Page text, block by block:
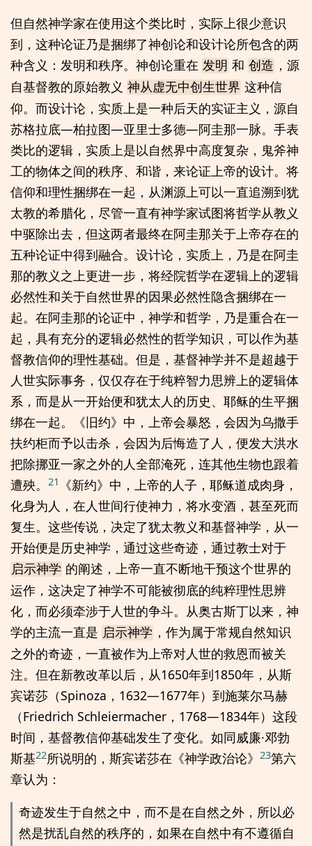
但自然神学家在使用这个类比时，实际上很少意识
到，这种论证乃是捆绑了神创论和设计论所包含的两
种含义：发明和秩序。神创论重在 发明 和 创造 ，源
自基督教的原始教义 神从虚无中创生世界 这种信
仰。而设计论，实质上是一种后天的实证主义，源自
苏格拉底—柏拉图—亚里士多德—阿圭那一脉。手表
类比的逻辑，实质上是以自然界中高度复杂，鬼斧神
工的物体之间的秩序、和谐，来论证上帝的设计。将
信仰和理性捆绑在一起，从渊源上可以一直追溯到犹
太教的希腊化，尽管一直有神学家试图将哲学从教义
中驱除出去，但这两者最终在阿圭那关于上帝存在的
五种论证中得到融合。设计论，实质上，乃是在阿圭
那的教义之上更进一步，将经院哲学在逻辑上的逻辑
必然性和关于自然世界的因果必然性隐含捆绑在一
起。在阿圭那的论证中，神学和哲学，乃是重合在一
起，具有充分的逻辑必然性的哲学知识，可以作为基
督教信仰的理性基础。但是，基督神学并不是超越于
人世实际事务，仅仅存在于纯粹智力思辨上的逻辑体
系，而是从一开始便和犹太人的历史、耶稣的生平捆
绑在一起。《旧约》中，上帝会暴怒，会因为乌撒手
扶约柜而予以击杀，会因为后悔造了人，便发大洪水
把除挪亚一家之外的人全部淹死，连其他生物也跟着
遭殃。 21 《新约》中，上帝的人子，耶稣道成肉身，
化身为人，在人世间行使神力，将水变酒，甚至死而
复生。这些传说，决定了犹太教义和基督神学，从一
开始便是历史神学，通过这些奇迹，通过教士对于
启示神学 的阐述，上帝一直不断地干预这个世界的
运作，这决定了神学不可能被彻底的纯粹理性思辨
化，而必须牵涉于人世的争斗。从奥古斯丁以来，神
学的主流一直是 启示神学 ，作为属于常规自然知识
之外的奇迹，一直被作为上帝对人世的救恩而被关
注。但在新教改革以后，从1650年到1850年，从斯
宾诺莎（Spinoza，1632—1677年）到施莱尔马赫
（Friedrich Schleiermacher，1768—1834年）这段
时间，基督教信仰基础发生了变化。如同威廉·邓勃
斯基22所说明的，斯宾诺莎在《神学政治论》 23第六
章认为：
奇迹发生于自然之中，而不是在自然之外，所以必
然是扰乱自然的秩序的，如果在自然中有不遵循自